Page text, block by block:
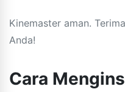
Kinemaster aman.
Anda!
Cara